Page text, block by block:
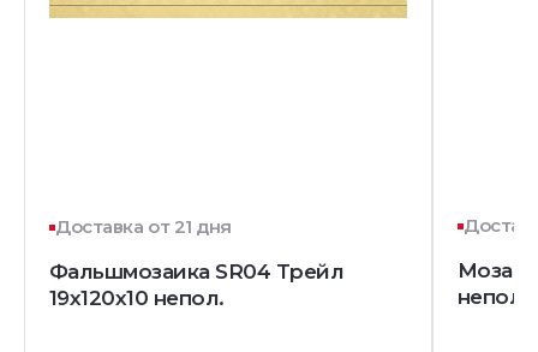
Доставка от 21 дня
Фальшмозаика SR04 Трейл
19x120x10 непол.
непол.